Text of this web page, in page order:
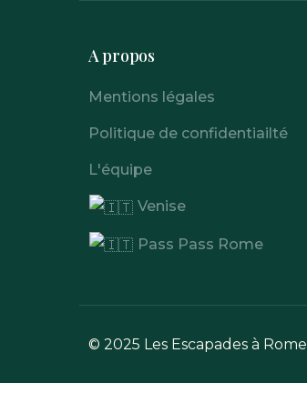
A propos
Mentions légales
Politique de confidentiailté
L'équipe
Venise
Pass Pass Rome
© 2025 Les Escapades à Rome